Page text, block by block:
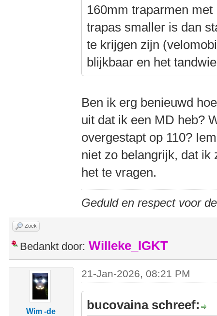
160mm traparmen
trapas smaller is dan
te krijgen zijn
blijkbaar en het
Ben ik erg benieuwd
uit dat ik een MD heb?
overgestapt op 110?
niet zo belangrijk, dat
het te vragen.
Geduld en respect voor
Zoek
Bedankt door: Willeke_IGKT
Wim -de
21-Jan-2026, 08:21 PM
bucovaina schreef: